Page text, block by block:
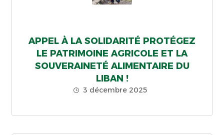
APPEL À LA SOLIDARITÉ PROTÉGEZ
LE PATRIMOINE AGRICOLE ET LA
SOUVERAINETÉ ALIMENTAIRE DU
LIBAN !
3 décembre 2025